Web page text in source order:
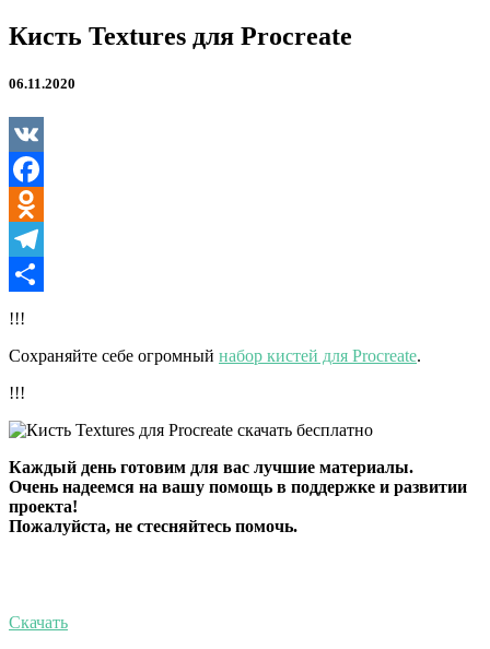
Кисть
Textures
Procreate
Кисть Textures для Procreate
06.11.2020
VK
Facebook
Odnoklassniki
Telegram
Отправить
!!!
Сохраняйте себе огромный набор кистей для Procreate.
!!!
Каждый день готовим для вас лучшие материалы.
Очень надеемся на вашу помощь в поддержке и развитии
проекта!
Пожалуйста, не стесняйтесь помочь.
Скачать